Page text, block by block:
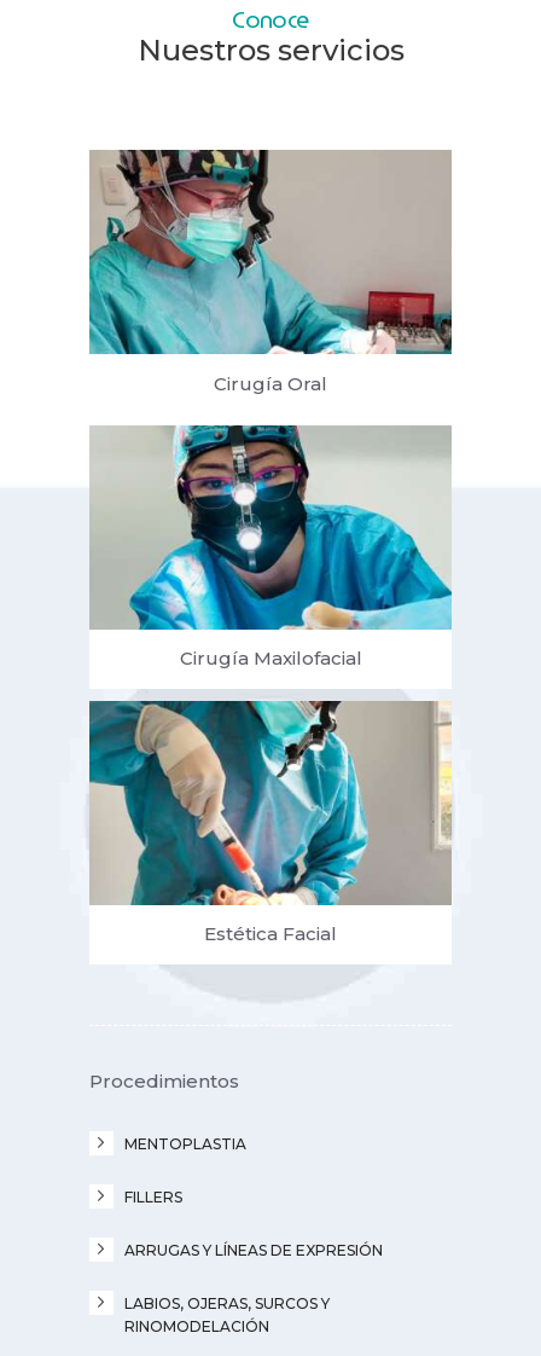
Conoce
Nuestros servicios
Cirugía Oral
Cirugía Maxilofacial
Estética Facial
Procedimientos
MENTOPLASTIA
FILLERS
ARRUGAS Y LÍNEAS DE EXPRESIÓN
LABIOS, OJERAS, SURCOS Y
RINOMODELACIÓN